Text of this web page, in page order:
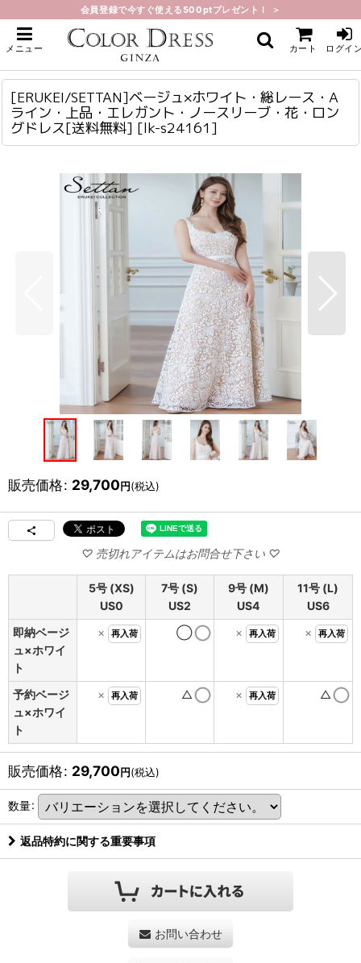
会員登録で今すぐ使える500ptプレゼント！ ＞
メニュー カート ログイ
ホーム > ロング・マキシ
[ERUKEI/SETTAN]ベージュ×ホワイト・総レース・Aライン・上品・エレガン
ト・ノースリーブ・花・ロングドレス[送料無料]
[ERUKEI/SETTAN]ベージュ×ホワイト・総レース・A
ライン・上品・エレガント・ノースリーブ・花・ロン
グドレス[送料無料] [lk-s24161 ]
販売価格: 29,700円(税込)
5号 (XS)
US0
7号 (S)
US2
9号 (M)
US4
11号 (L)
US6
即納ベージ
ュ×ホワイ
ト
× 再入荷 ◯ × 再入荷 × 再入荷
予約ベージ
ュ×ホワイ
ト
× 再入荷 △ × 再入荷 △
販売価格: 29,700円(税込)
数量:
返品特約に関する重要事項
お問い合わせ